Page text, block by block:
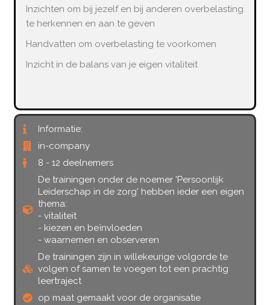
Inzichten om bij jezelf en bij anderen overbelasting
te herkennen en aan te geven
Handvatten om overbelasting te voorkomen
Inzicht in de balans van je eigen vitaliteit
Informatie:
in-company
8 - 12 deelnemers
De trainingen onder de noemer 'Persoonlijk
Leiderschap in de zorg' hebben ieder een eigen
thema:
- vitaliteit
- kiezen en beïnvloeden
- waarnemen en observeren
De trainingen zijn in willekeurige volgorde te
volgen of samen te voegen tot een prachtig
leertraject
op maat gemaakt voor de organisatie